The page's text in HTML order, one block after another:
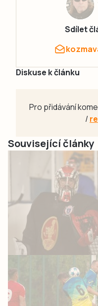
Sdílet
Diskuse k článku
Pro přidávání
/
Související články